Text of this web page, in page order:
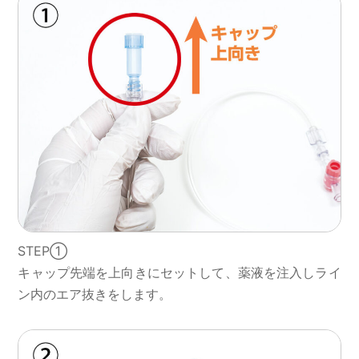
STEP①
キャップ先端を上向きにセットして、薬液を注入しライ
ン内のエア抜きをします。